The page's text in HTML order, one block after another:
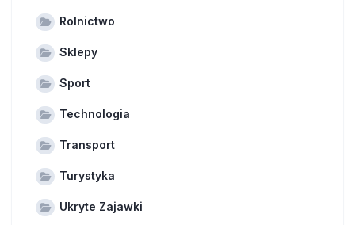
Rolnictwo
Sklepy
Sport
Technologia
Transport
Turystyka
Ukryte Zajawki